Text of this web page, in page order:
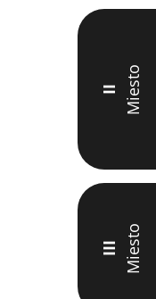
II Miesto
III Miesto